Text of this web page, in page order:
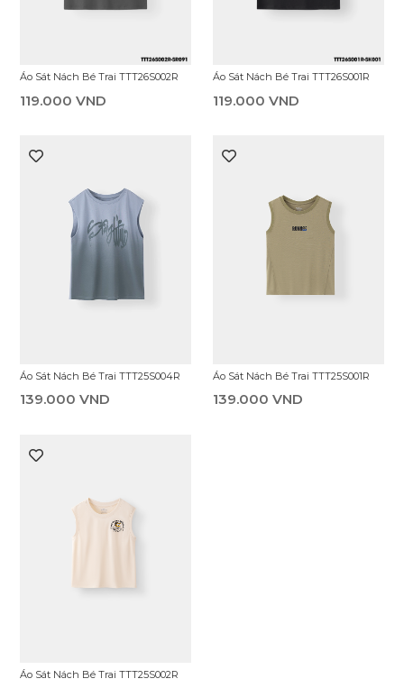
Áo Sát Nách Bé Trai TTT26S002R
119.000 VND
Áo Sát Nách Bé Trai TTT26S001R
119.000 VND
Áo Sát Nách Bé Trai TTT25S004R
139.000 VND
Áo Sát Nách Bé Trai TTT25S001R
139.000 VND
Áo Sát Nách Bé Trai TTT25S002R